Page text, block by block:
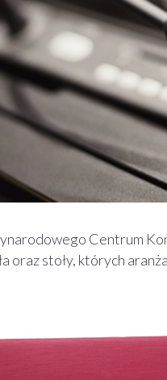
Centrum
oraz stoły, których